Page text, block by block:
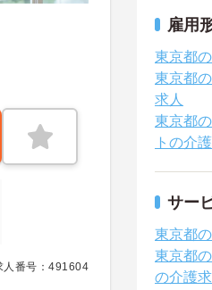
人番号：491604
雇用
東京都
東京都
求人
東京都
トの介
サー
東京都
東京都
の介護求